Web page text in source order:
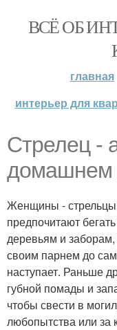
ВСЁ ОБ
главная
интерьер для
Стрелец -
домашнем
Женщины - стрельцы
предпочитают
деревьям и заборам,
своим парнем до
наступает. Раньше
губной помады и
чтобы свести в
любопытства или за